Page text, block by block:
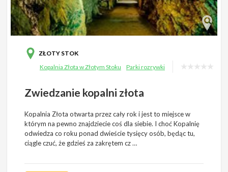
ZŁOTY STOK
Kopalnia Złota w Złotym Stoku
Parki rozrywki
Zwiedzanie kopalni złota
Kopalnia Złota otwarta przez cały rok i jest to miejsce w
którym na pewno znajdziecie coś dla siebie. I choć Kopalnię
odwiedza co roku ponad dwieście tysięcy osób, będąc tu,
ciągle czuć, że gdzieś za zakrętem cz …